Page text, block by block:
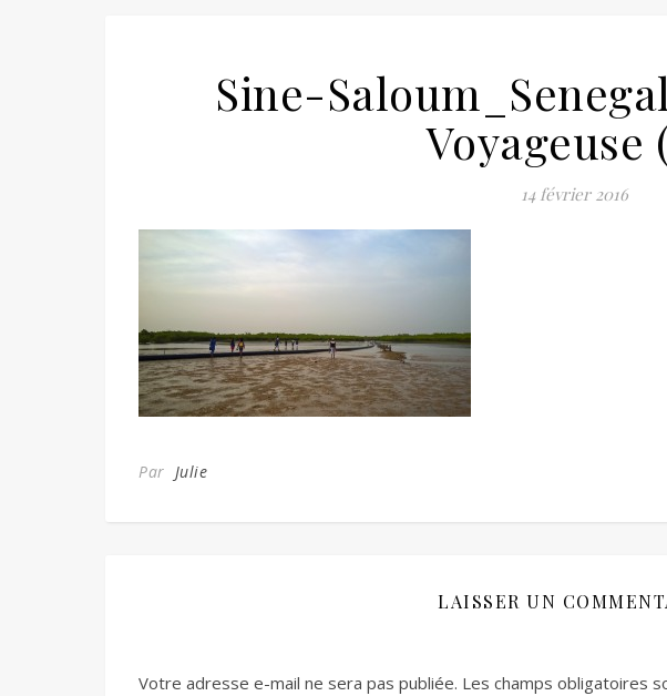
Sine-
Voyageuse
14 février 2016
Par Julie
LAISSER UN
Votre adresse e-mail ne sera pas publiée. Les champs obligatoires